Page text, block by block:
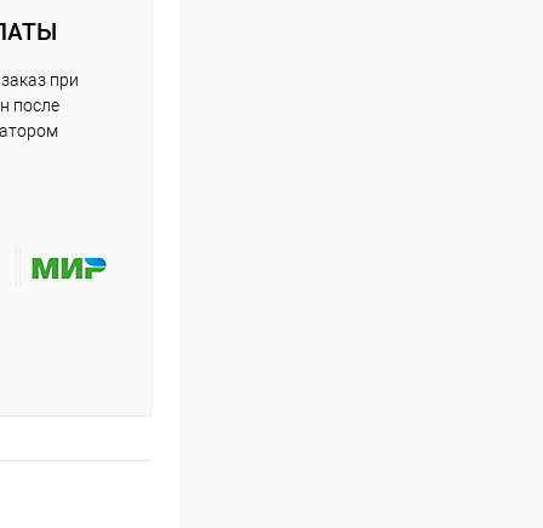
при
после